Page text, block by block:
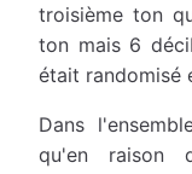
troisième ton
ton mais 6
était randomisé
Dans
qu'en raison